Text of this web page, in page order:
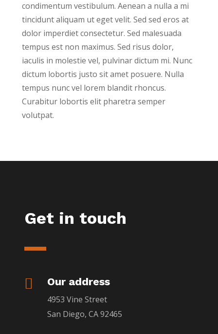
condimentum vestibulum. Aenean a nulla a mi
tincidunt aliquam ut eget velit. Sed sed eros at
dolor imperdiet consectetur. Sed malesuada
tempus est non maximus. Sed risus dolor,
iaculis in molestie vel, pulvinar dictum mi. Nunc
dictum lobortis justo sit amet posuere. Nulla
tempus nunc vel lorem blandit rhoncus.
Curabitur lobortis elit pharetra semper
volutpat.
Get in touch
 Our address
4953 Vine Street
San Diego, CA 92465